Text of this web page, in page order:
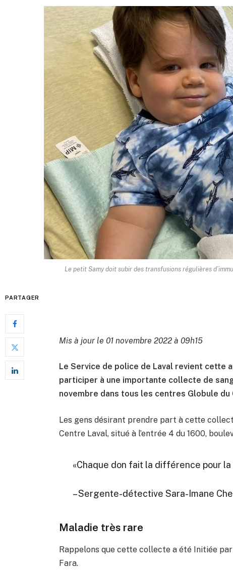
Le petit Samy doit subir des transfusions régulières
PARTAGER
Mis à jour le 01 novembre 2022 à 09h15
Le Service de police de Laval revient cette
participer à une importante collecte de
novembre dans tous les centres Globule du
Les gens désirant prendre part à cette
Centre Laval, situé à l’entrée 4 du 1600,
«Chaque don fait la différence pour la
– Sergente-détective Sara-Imane
Maladie très rare
Rappelons que cette collecte a été Initiée
Fara.